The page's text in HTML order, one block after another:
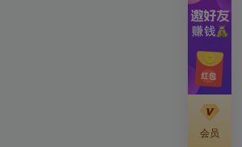
会员